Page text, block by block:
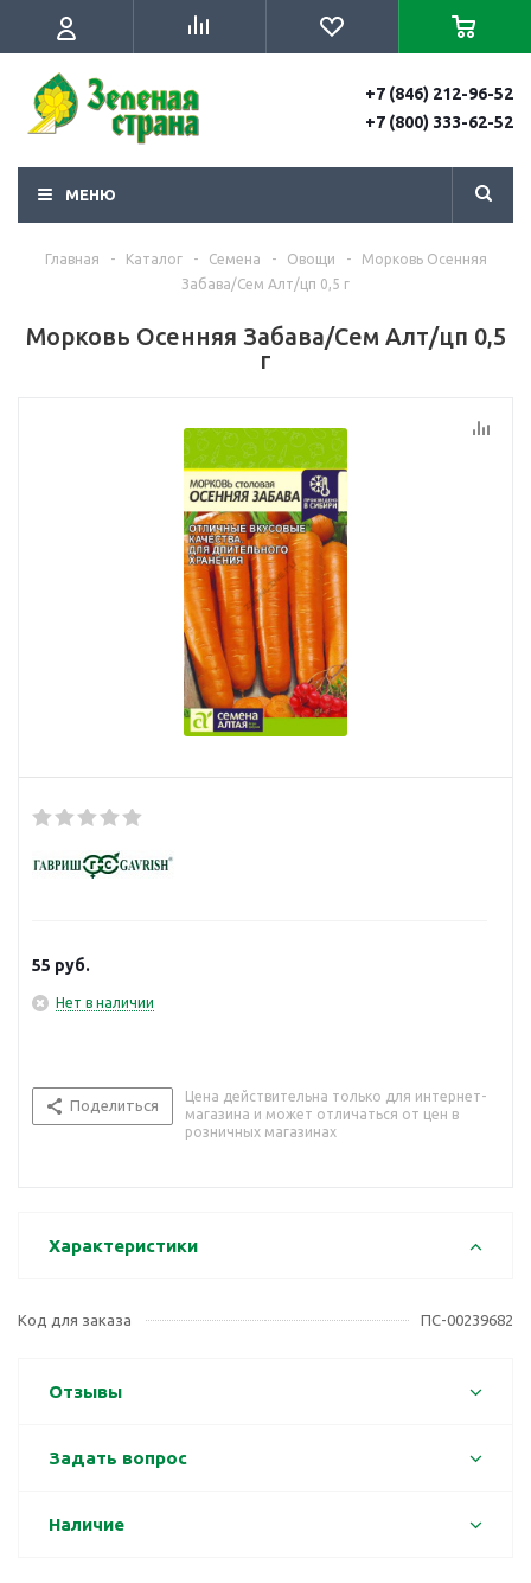
+7 (846) 212-96-52
+7 (800) 333-62-52
МЕНЮ
Главная - Каталог - Семена - Овощи -
Морковь Осенняя
Забава/Сем Алт/цп 0,5 г
Морковь Осенняя Забава/Сем Алт/цп 0,5
г
55 руб.
Нет в наличии
Поделиться
Цена действительна только для интернет-
магазина и может отличаться от цен в
розничных магазинах
Характеристики
Код для заказа ПС-00239682
Отзывы
Задать вопрос
Наличие